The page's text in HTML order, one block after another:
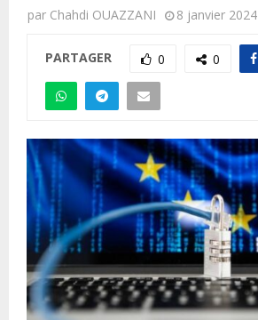
par Chahdi OUAZZANI 8 janvier 2024
PARTAGER 0 0